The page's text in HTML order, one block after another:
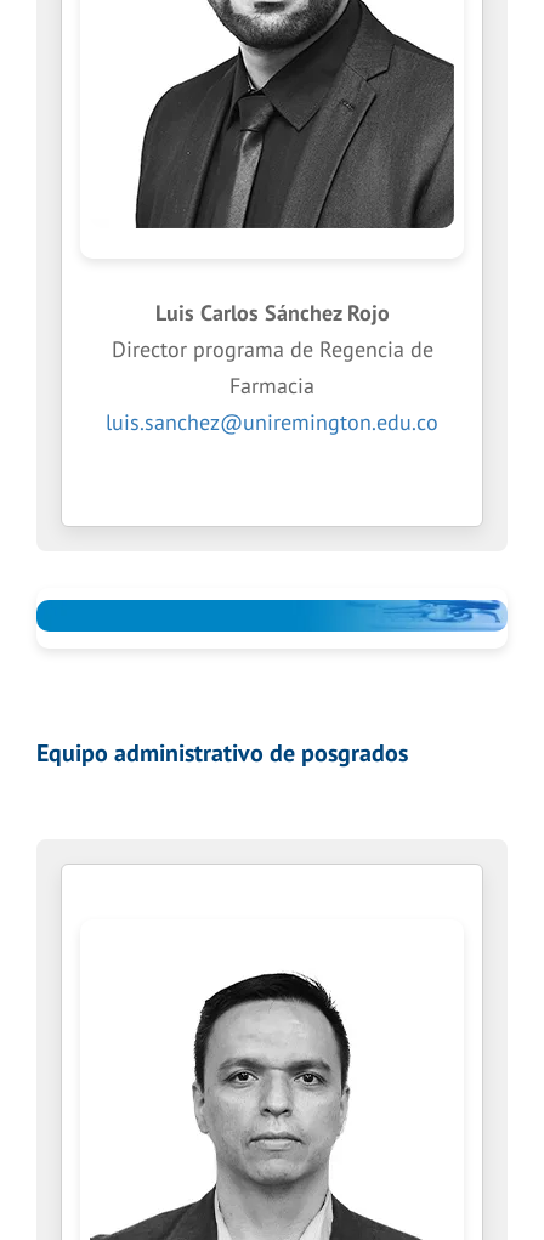
Luis Carlos Sánchez Rojo
Director programa de Regencia de
Farmacia
luis.sanchez@uniremington.edu.co
Equipo administrativo de posgrados